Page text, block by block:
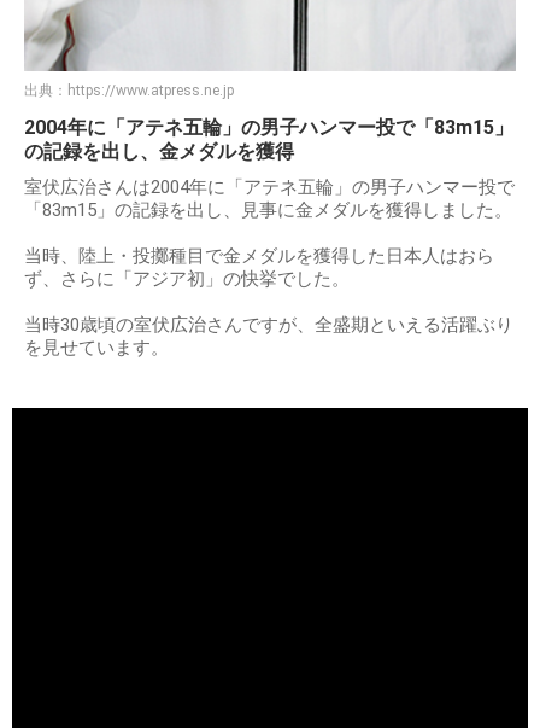
出典： https://www.atpress.ne.jp
2004年に「アテネ五輪」の男子ハンマー投で「83m15」
の記録を出し、金メダルを獲得
室伏広治さんは2004年に「アテネ五輪」の男子ハンマー投で
「83m15」の記録を出し、見事に金メダルを獲得しました。
当時、陸上・投擲種目で金メダルを獲得した日本人はおら
ず、さらに「アジア初」の快挙でした。
当時30歳頃の室伏広治さんですが、全盛期といえる活躍ぶり
を見せています。